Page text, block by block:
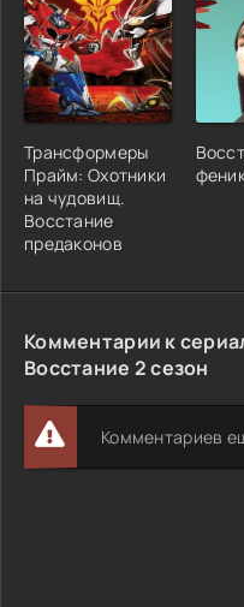
Трансформеры
Прайм: Охотники
на чудовищ.
Восстание
предаконов
Комментарии к
Восстание 2 сезон
Комментариев